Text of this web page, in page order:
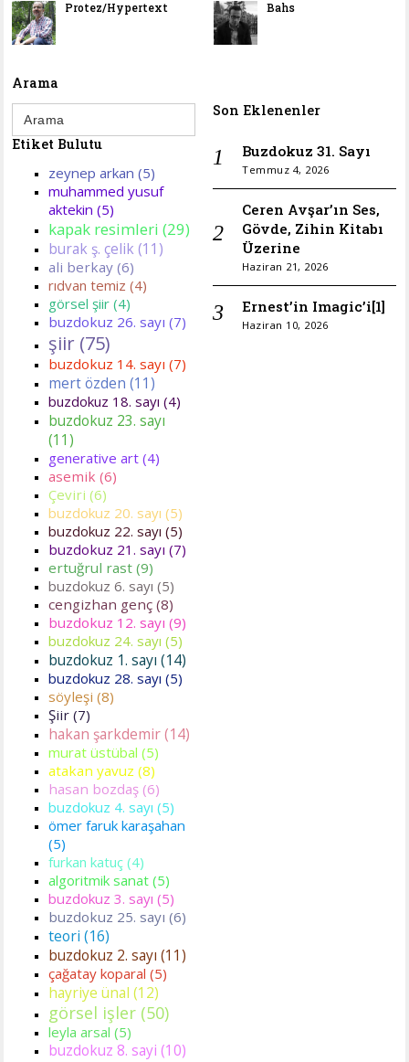
Protez/Hypertext Bahs
Arama
Search
for: Son Eklenenler
Buzdokuz 31. Sayı
Temmuz 4, 2026
Ceren Avşar’ın Ses,
Gövde, Zihin Kitabı
Üzerine
Haziran 21, 2026
Ernest’in Imagic’i[1]
Haziran 10, 2026
Etiket Bulutu
zeynep arkan (5)
muhammed yusuf
aktekin (5)
kapak resimleri (29)
burak ş. çelik (11)
ali berkay (6)
rıdvan temiz (4)
görsel şiir (4)
buzdokuz 26. sayı (7)
şiir (75)
buzdokuz 14. sayı (7)
mert özden (11)
buzdokuz 18. sayı (4)
buzdokuz 23. sayı
(11)
generative art (4)
asemik (6)
Çeviri (6)
buzdokuz 20. sayı (5)
buzdokuz 22. sayı (5)
buzdokuz 21. sayı (7)
ertuğrul rast (9)
buzdokuz 6. sayı (5)
cengizhan genç (8)
buzdokuz 12. sayı (9)
buzdokuz 24. sayı (5)
buzdokuz 1. sayı (14)
buzdokuz 28. sayı (5)
söyleşi (8)
Şiir (7)
hakan şarkdemir (14)
murat üstübal (5)
atakan yavuz (8)
hasan bozdaş (6)
buzdokuz 4. sayı (5)
ömer faruk karaşahan
(5)
furkan katuç (4)
algoritmik sanat (5)
buzdokuz 3. sayı (5)
buzdokuz 25. sayı (6)
teori (16)
buzdokuz 2. sayı (11)
çağatay koparal (5)
hayriye ünal (12)
görsel işler (50)
leyla arsal (5)
buzdokuz 8. sayi (10)